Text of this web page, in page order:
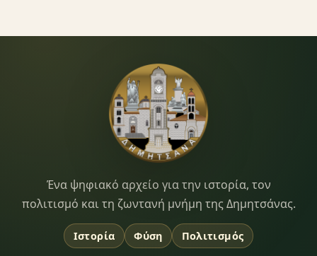
Dimitsana.gr
Ένα ψηφιακό αρχείο για την ιστορία, τον
πολιτισμό και τη ζωντανή μνήμη της Δημητσάνας.
Ιστορία Φύση Πολιτισμός